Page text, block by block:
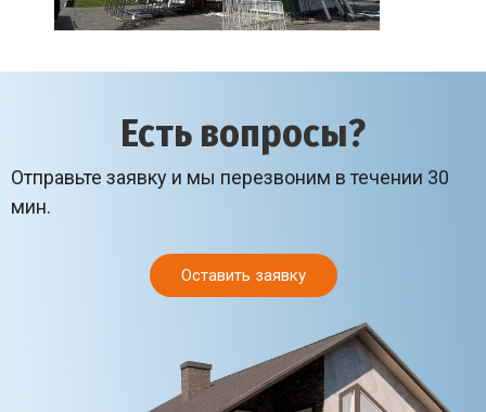
Есть вопросы?
Отправьте заявку и мы перезвоним в течении 30
мин.
Оставить заявку